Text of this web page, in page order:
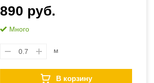
890 руб.
Много
м
В корзину